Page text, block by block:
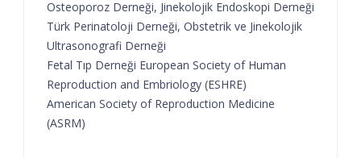
Osteoporoz Derneği, Jinekolojik Endoskopi Derneği
Türk Perinatoloji Derneği, Obstetrik ve Jinekolojik
Ultrasonografi Derneği
Fetal Tıp Derneği European Society of Human
Reproduction and Embriology (ESHRE)
American Society of Reproduction Medicine
(ASRM)